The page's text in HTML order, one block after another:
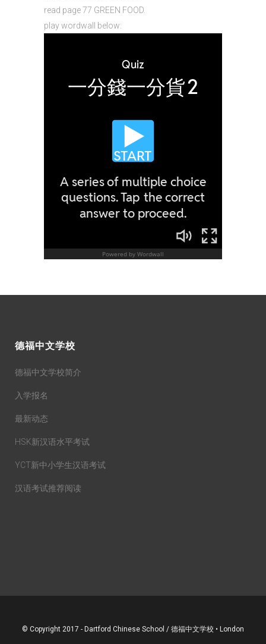
read page 77 GREEN FOOD.
play wordwall below:
德福中文学校
德福中文学校简介
入学报名
最新动态
HSK新汉语水平考试
YCT新中小学生汉语考试
汉语考试推荐阅读
© Copyright 2017 - Dartford Chinese School / 德福中文学校 • London